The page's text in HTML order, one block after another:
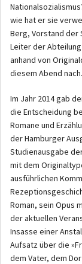
wie hat er sie
Berg, Vorstand der
Leiter der
anhand von
diesem Abend nach.
Im Jahr 2014 gab
die Entscheidung
Romane und
der Hamburger
Studienausgabe
mit dem
ausführlichen
Roman, sein Opus
der aktuellen
Insasse einer
Aufsatz über die
dem Vater, dem